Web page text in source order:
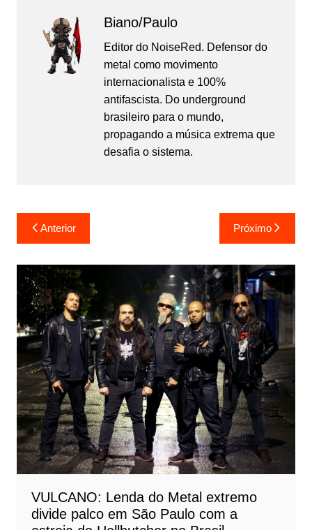
Biano/Paulo
Editor do NoiseRed. Defensor do
metal como movimento
internacionalista e 100%
antifascista. Do underground
brasileiro para o mundo,
propagando a música extrema que
desafia o sistema.
Navegação
de
Post
Anterior Próximo
VULCANO: Lenda do Metal extremo
divide palco em São Paulo com a